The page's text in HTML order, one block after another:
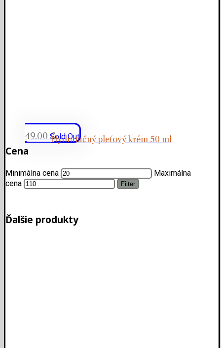
Hydratačný pleťový krém 50 ml
49.00€
Sold Out
Cena
Minimálna cena
Maximálna
cena
Filter
Ďalšie produkty